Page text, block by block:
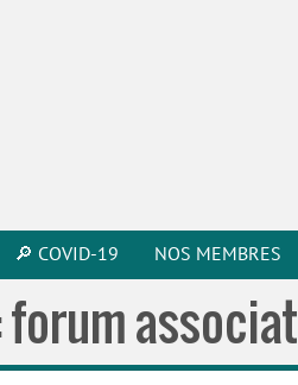
🔎 COVID-19 NOS MEMBRES
forum